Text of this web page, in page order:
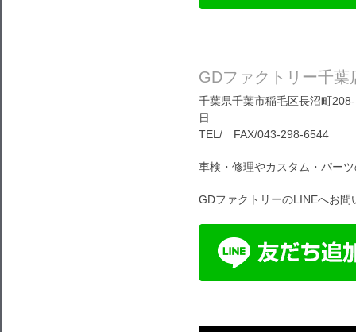
GDファクトリー千葉
千葉県千葉市稲毛区長沼町
日
TEL/ FAX/043-298-6544
車検・修理やカスタム・パー
GDファクトリーのLINEへお問